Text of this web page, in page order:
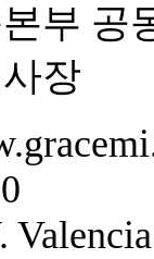
부 공
장